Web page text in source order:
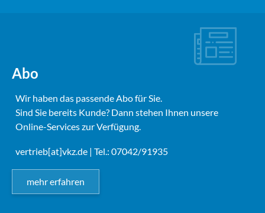
Abo
Wir haben das passende Abo für Sie.
Sind Sie bereits Kunde? Dann stehen Ihnen unsere
Online-Services zur Verfügung.
vertrieb[at]vkz.de | Tel.: 07042/91935
mehr erfahren